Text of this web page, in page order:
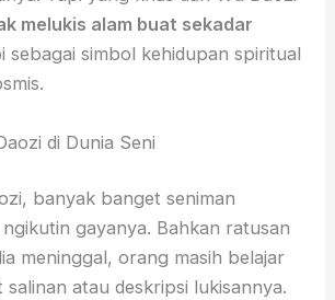
melukis alam buat sekadar
sebagai simbol kehidupan spiritual
di Dunia Seni
banyak banget seniman
gayanya. Bahkan ratusan
meninggal, orang masih belajar
atau deskripsi lukisannya.